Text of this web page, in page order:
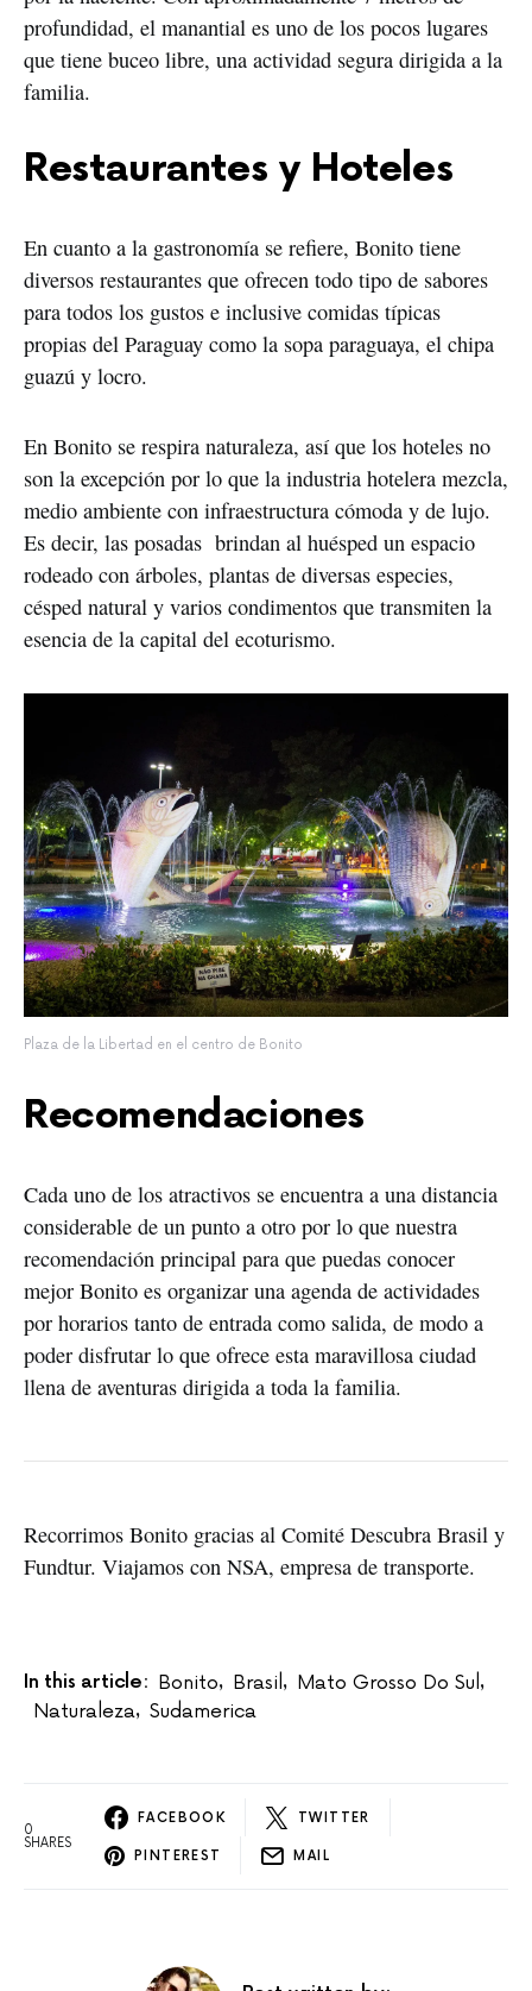
profundidad, el manantial es uno de los pocos lugares
que tiene buceo libre, una actividad segura dirigida a la
familia.
Restaurantes y Hoteles
En cuanto a la gastronomía se refiere, Bonito tiene
diversos restaurantes que ofrecen todo tipo de sabores
para todos los gustos e inclusive comidas típicas
propias del Paraguay como la sopa paraguaya, el chipa
guazú y locro.
En Bonito se respira naturaleza, así que los hoteles no
son la excepción por lo que la industria hotelera mezcla,
medio ambiente con infraestructura cómoda y de lujo.
Es decir, las posadas  brindan al huésped un espacio
rodeado con árboles, plantas de diversas especies,
césped natural y varios condimentos que transmiten la
esencia de la capital del ecoturismo.
Plaza de la Libertad en el centro de Bonito
Recomendaciones
Cada uno de los atractivos se encuentra a una distancia
considerable de un punto a otro por lo que nuestra
recomendación principal para que puedas conocer
mejor Bonito es organizar una agenda de actividades
por horarios tanto de entrada como salida, de modo a
poder disfrutar lo que ofrece esta maravillosa ciudad
llena de aventuras dirigida a toda la familia.
Recorrimos Bonito gracias al Comité Descubra Brasil y
Fundtur. Viajamos con NSA, empresa de transporte.
In this article: Bonito, Brasil, Mato Grosso Do Sul,
Naturaleza, Sudamerica
0
SHARES
FACEBOOK TWITTER
PINTEREST MAIL